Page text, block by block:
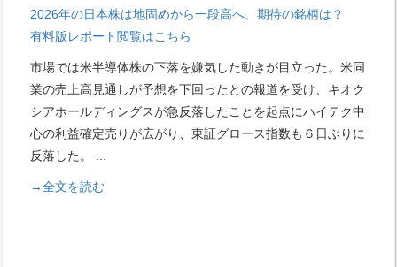
2026年の日本株は地固めから一段高へ、期待の銘柄は？
有料版レポート閲覧はこちら
市場では米半導体株の下落を嫌気した動きが目立った。米同
業の売上高見通しが予想を下回ったとの報道を受け、キオク
シアホールディングスが急反落したことを起点にハイテク中
心の利益確定売りが広がり、東証グロース指数も６日ぶりに
反落した。
...
→全文を読む